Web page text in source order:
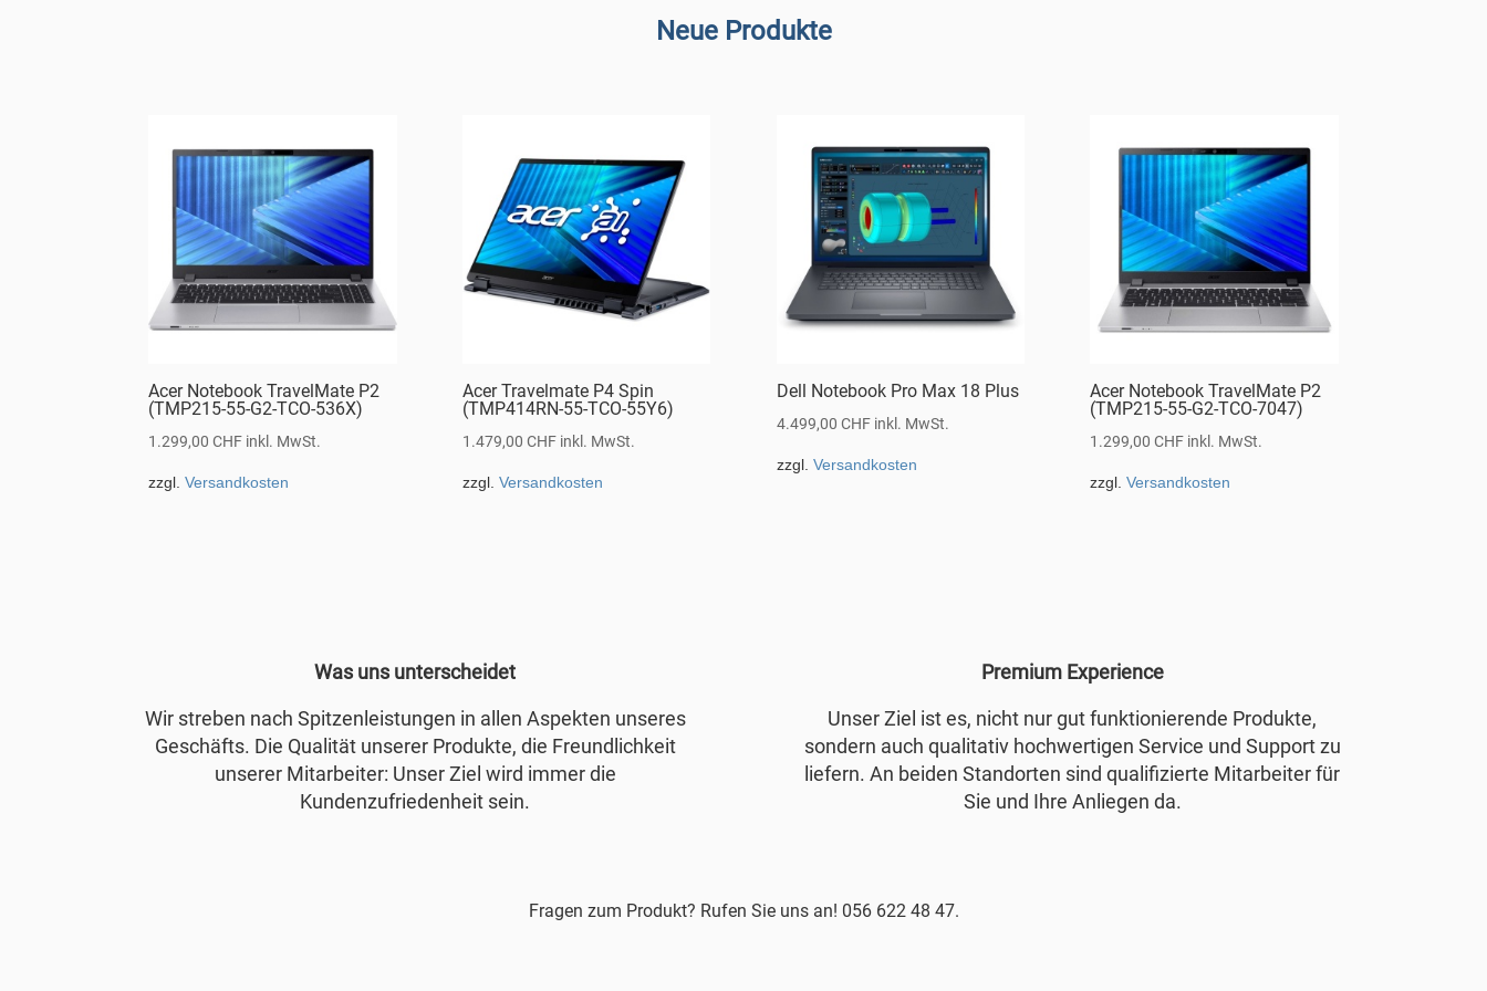
Neue Produkte
Acer Notebook TravelMate P2
(TMP215-55-G2-TCO-536X)
1.299,00CHF inkl. MwSt.
zzgl.Versandkosten
Acer Travelmate P4 Spin
(TMP414RN-55-TCO-55Y6)
1.479,00 CHF inkl. MwSt.
zzgl. Versandkosten
Dell Notebook Pro Max 18 Plus
4.499,00 CHF inkl. MwSt.
zzgl. Versandkosten
Acer Notebook TravelMate P2
(TMP215-55-G2-TCO-7047)
1.299,00CHF inkl. MwSt.
zzgl.Versandkosten
Was uns unterscheidet
Wir streben nach Spitzenleistungen in allen Aspekten unseres
Geschäfts. Die Qualität unserer Produkte, die Freundlichkeit
unserer Mitarbeiter: Unser Ziel wird immer die
Kundenzufriedenheit sein.
Premium Experience
Unser Ziel ist es, nicht nur gut funktionierende Produkte,
sondern auch qualitativ hochwertigen Service und Support zu
liefern. An beiden Standorten sind qualifizierte Mitarbeiter für
Sie und Ihre Anliegen da.
Fragen zum Produkt? Rufen Sie uns an! 056 622 48 47.